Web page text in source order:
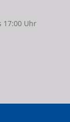
17:00 Uhr